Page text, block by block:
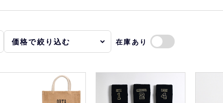
ボグッズ
限定販売 キーホルダー
リ達におすすめ オリ姫におすすめ
在庫あり